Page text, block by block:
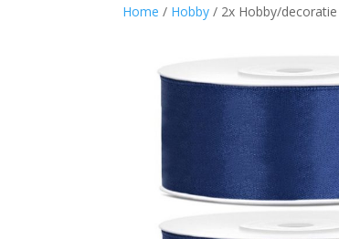
Home / Hobby / 2x Hobby/